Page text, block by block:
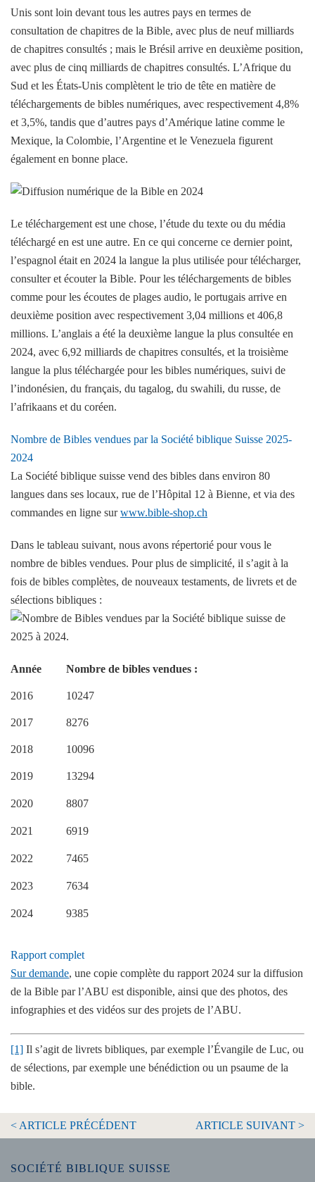
Unis sont loin devant tous les autres pays en termes de
consultation de chapitres de la Bible, avec plus de neuf milliards
de chapitres consultés ; mais le Brésil arrive en deuxième position,
avec plus de cinq milliards de chapitres consultés. L’Afrique du
Sud et les États-Unis complètent le trio de tête en matière de
téléchargements de bibles numériques, avec respectivement 4,8%
et 3,5%, tandis que d’autres pays d’Amérique latine comme le
Mexique, la Colombie, l’Argentine et le Venezuela figurent
également en bonne place.
Le téléchargement est une chose, l’étude du texte ou du média
téléchargé en est une autre. En ce qui concerne ce dernier point,
l’espagnol était en 2024 la langue la plus utilisée pour télécharger,
consulter et écouter la Bible. Pour les téléchargements de bibles
comme pour les écoutes de plages audio, le portugais arrive en
deuxième position avec respectivement 3,04 millions et 406,8
millions. L’anglais a été la deuxième langue la plus consultée en
2024, avec 6,92 milliards de chapitres consultés, et la troisième
langue la plus téléchargée pour les bibles numériques, suivi de
l’indonésien, du français, du tagalog, du swahili, du russe, de
l’afrikaans et du coréen.
Nombre de Bibles vendues par la Société biblique Suisse 2025-
2024
La Société biblique suisse vend des bibles dans environ 80
langues dans ses locaux, rue de l’Hôpital 12 à Bienne, et via des
commandes en ligne surwww.bible-shop.ch
Dans le tableau suivant, nous avons répertorié pour vous le
nombre de bibles vendues. Pour plus de simplicité, il s’agit à la
fois de bibles complètes, de nouveaux testaments, de livrets et de
sélections bibliques :
Année Nombre de bibles vendues :
2016 10247
2017 8276
2018 10096
2019 13294
2020 8807
2021 6919
2022 7465
2023 7634
2024 9385
Rapport complet
Sur demande, une copie complète du rapport 2024 sur la diffusion
de la Bible par l’ABU est disponible, ainsi que des photos, des
infographies et des vidéos sur des projets de l’ABU.
[1] Il s’agit de livrets bibliques, par exemple l’Évangile de Luc, ou
de sélections, par exemple une bénédiction ou un psaume de la
bible.
< ARTICLE PRÉCÉDENT ARTICLE SUIVANT >
SOCIÉTÉ BIBLIQUE SUISSE